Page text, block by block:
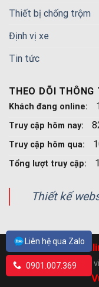
Thiết bị chống trộm
Định vị xe
Tin tức
THEO DÕI THÔNG
Khách đang online: 1
Truy cập hôm nay:
Truy cập hôm qua:
Tổng lượt truy cập:
Thiết kế
Ngày làm
Liên hệ qua Zalo
0901.007.369